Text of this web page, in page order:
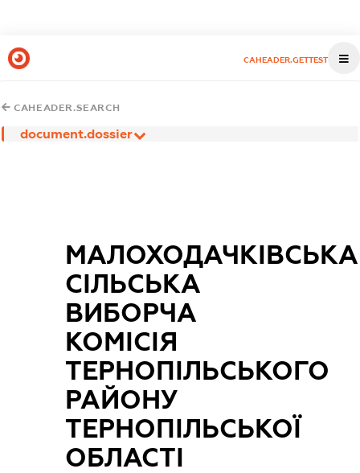
CAHEADER.GETTEST
CAHEADER.SEARCH
document.dossier
МАЛОХОДАЧКІВСЬКА
СІЛЬСЬКА
ВИБОРЧА
КОМІСІЯ
ТЕРНОПІЛЬСЬКОГО
РАЙОНУ
ТЕРНОПІЛЬСЬКОЇ
ОБЛАСТІ